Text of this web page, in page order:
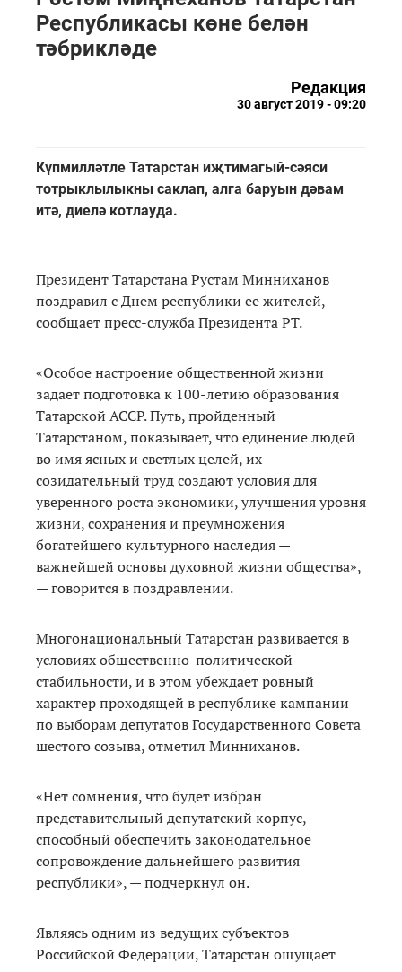
Республикасы көне белән
тәбрикләде
Редакция
30 август 2019 - 09:20
Күпмилләтле Татарстан иҗтимагый-сәяси
тотрыклылыкны саклап, алга баруын дәвам
итә, диелә котлауда.
Президент Татарстана Рустам Минниханов
поздравил с Днем республики ее жителей,
сообщает пресс-служба Президента РТ.
«Особое настроение общественной жизни
задает подготовка к 100-летию образования
Татарской АССР. Путь, пройденный
Татарстаном, показывает, что единение людей
во имя ясных и светлых целей, их
созидательный труд создают условия для
уверенного роста экономики, улучшения уровня
жизни, сохранения и преумножения
богатейшего культурного наследия —
важнейшей основы духовной жизни общества»,
— говорится в поздравлении.
Многонациональный Татарстан развивается в
условиях общественно-политической
стабильности, и в этом убеждает ровный
характер проходящей в республике кампании
по выборам депутатов Государственного Совета
шестого созыва, отметил Минниханов.
«Нет сомнения, что будет избран
представительный депутатский корпус,
способный обеспечить законодательное
сопровождение дальнейшего развития
республики», — подчеркнул он.
Являясь одним из ведущих субъектов
Российской Федерации, Татарстан ощущает